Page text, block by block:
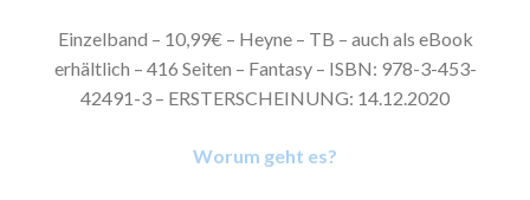
Einzelband – 10,99€ – Heyne – TB – auch als eBook
erhältlich – 416 Seiten – Fantasy – ISBN: 978-3-453-
42491-3 – ERSTERSCHEINUNG: 14.12.2020
Worum geht es?